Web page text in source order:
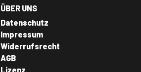
ÜBER UNS
Datenschutz
Impressum
Widerrufsrecht
AGB
Lizenz